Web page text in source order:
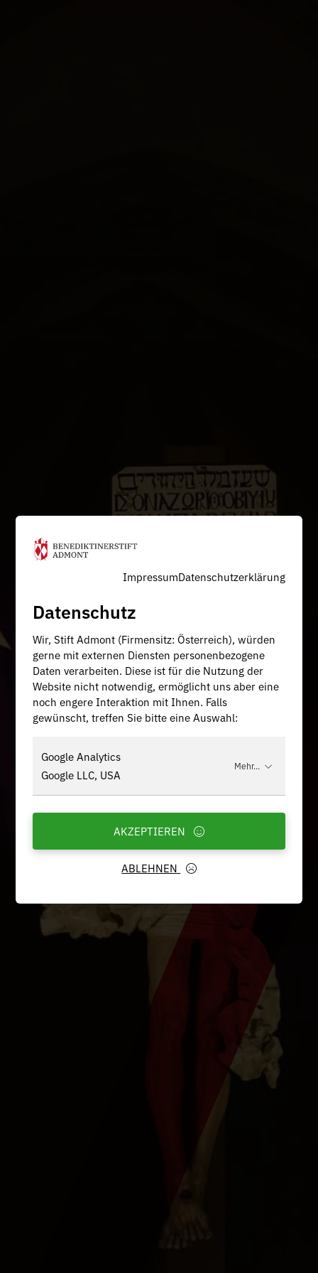
ImpressumDatenschutzerklärung
Datenschutz
Wir, Stift Admont (Firmensitz: Österreich), würden
gerne mit externen Diensten personenbezogene
Daten verarbeiten. Diese ist für die Nutzung der
Website nicht notwendig, ermöglicht uns aber eine
noch engere Interaktion mit Ihnen. Falls
gewünscht, treffen Sie bitte eine Auswahl:
Google Analytics
Google LLC, USA
Mehr...
ABLEHNEN
AKZEPTIEREN